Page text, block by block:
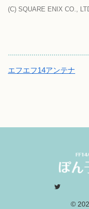
(C) SQUARE ENIX CO.,
エフエフ14アンテナ
©